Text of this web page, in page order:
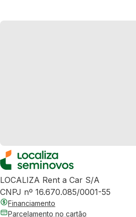
LOCALIZA Rent a Car S/A
CNPJ nº 16.670.085/0001-55
Financiamento
Parcelamento no cartão